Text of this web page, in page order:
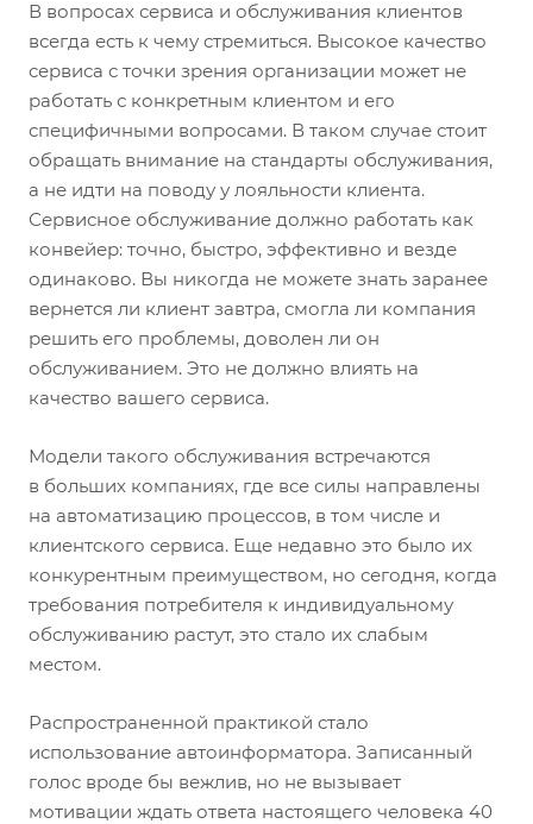
В вопросах сервиса и обслуживания клиентов
всегда есть к чему стремиться. Высокое качество
сервиса с точки зрения организации может не
работать с конкретным клиентом и его
специфичными вопросами. В таком случае стоит
обращать внимание на стандарты обслуживания,
а не идти на поводу у лояльности клиента.
Сервисное обслуживание должно работать как
конвейер: точно, быстро, эффективно и везде
одинаково. Вы никогда не можете знать заранее
вернется ли клиент завтра, смогла ли компания
решить его проблемы, доволен ли он
обслуживанием. Это не должно влиять на
качество вашего сервиса.
Модели такого обслуживания встречаются
в больших компаниях, где все силы направлены
на автоматизацию процессов, в том числе и
клиентского сервиса. Еще недавно это было их
конкурентным преимуществом, но сегодня, когда
требования потребителя к индивидуальному
обслуживанию растут, это стало их слабым
местом.
Распространенной практикой стало
использование автоинформатора. Записанный
голос вроде бы вежлив, но не вызывает
мотивации ждать ответа настоящего человека 40